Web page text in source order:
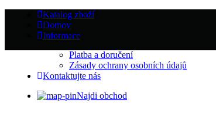
Katalog zboží
Domov
Informace
Platba a doručení
Zásady ochrany osobních údajů
Kontaktujte nás
Najdi obchod